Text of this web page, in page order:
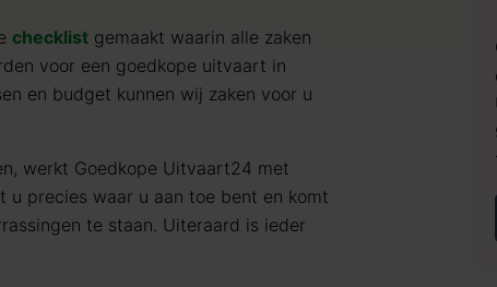
checklist gemaakt waarin alle zaken
voor een goedkope uitvaart in
en budget kunnen wij zaken voor u
werkt Goedkope Uitvaart24 met
u precies waar u aan toe bent en komt
te staan. Uiteraard is ieder